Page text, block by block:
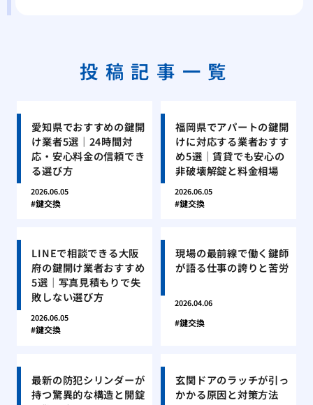
投稿記事一覧
愛知県でおすすめの鍵開
け業者5選｜24時間対
応・安心料金の信頼でき
る選び方
2026.06.05
鍵交換
福岡県でアパートの鍵開
けに対応する業者おすす
め5選｜賃貸でも安心の
非破壊解錠と料金相場
2026.06.05
鍵交換
LINEで相談できる大阪
府の鍵開け業者おすすめ
5選｜写真見積もりで失
敗しない選び方
2026.06.05
鍵交換
現場の最前線で働く鍵師
が語る仕事の誇りと苦労
2026.04.06
鍵交換
最新の防犯シリンダーが
持つ驚異的な構造と開錠
玄関ドアのラッチが引っ
かかる原因と対策方法